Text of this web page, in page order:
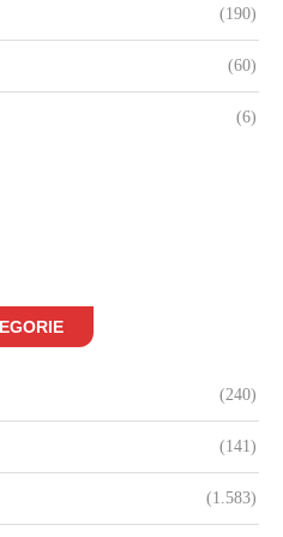
(190)
(60)
(6)
(240)
(141)
(1.583)